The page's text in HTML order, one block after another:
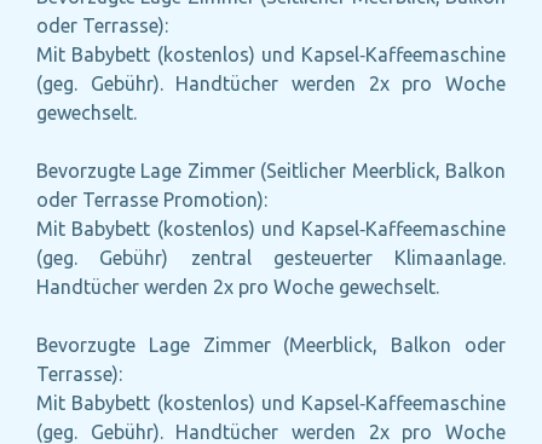
oder Terrasse):
Mit Babybett (kostenlos) und Kapsel‑Kaffeemaschine
(geg. Gebühr). Handtücher werden 2x pro Woche
gewechselt.
Bevorzugte Lage Zimmer (Seitlicher Meerblick, Balkon
oder Terrasse Promotion):
Mit Babybett (kostenlos) und Kapsel‑Kaffeemaschine
(geg. Gebühr) zentral gesteuerter Klimaanlage.
Handtücher werden 2x pro Woche gewechselt.
Bevorzugte Lage Zimmer (Meerblick, Balkon oder
Terrasse):
Mit Babybett (kostenlos) und Kapsel‑Kaffeemaschine
(geg. Gebühr). Handtücher werden 2x pro Woche